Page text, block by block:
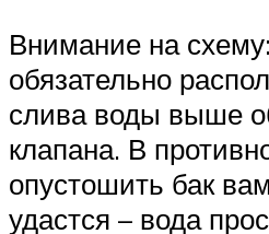
Внимание на
обязательно
слива воды выше
клапана. В
опустошить бак
удастся – вода